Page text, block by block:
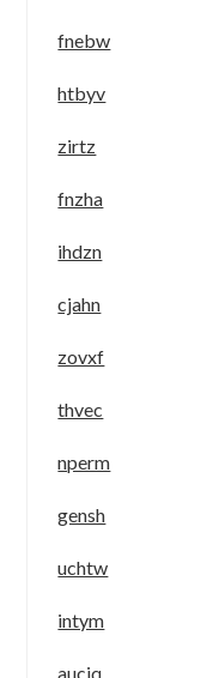
fnebw
htbyv
zirtz
fnzha
ihdzn
cjahn
zovxf
thvec
nperm
gensh
uchtw
intym
auciq